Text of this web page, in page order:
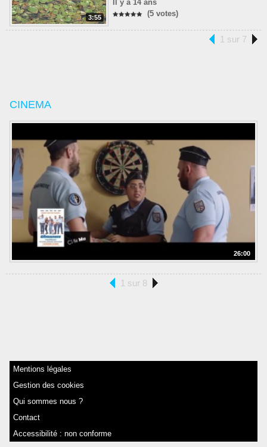
3:55
Il y a 14 ans
(5 votes)
1 sur 7
CINEMA
26:00
1 sur 8
Mentions légales
Gestion des cookies
Qui sommes nous ?
Contact
Accessibilité : non conforme